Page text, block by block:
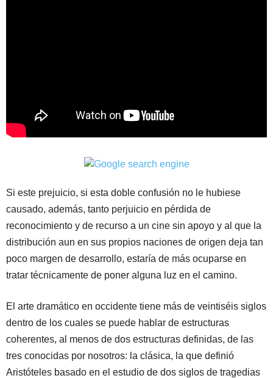
Si este prejuicio, si esta doble confusión no le hubiese
causado, además, tanto perjuicio en pérdida de
reconocimiento y de recurso a un cine sin apoyo y al que la
distribución aun en sus propios naciones de origen deja tan
poco margen de desarrollo, estaría de más ocuparse en
tratar técnicamente de poner alguna luz en el camino.
El arte dramático en occidente tiene más de veintiséis siglos
dentro de los cuales se puede hablar de estructuras
coherentes, al menos de dos estructuras definidas, de las
tres conocidas por nosotros: la clásica, la que definió
Aristóteles basado en el estudio de dos siglos de tragedias